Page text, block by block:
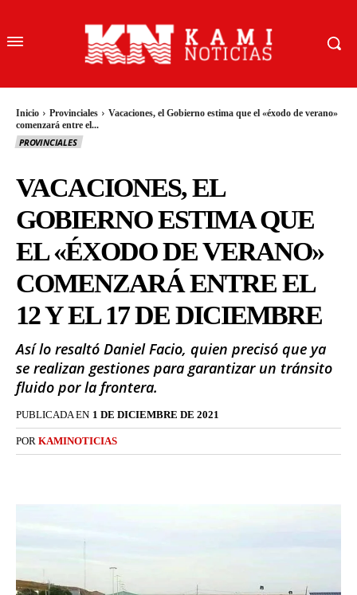
Inicio Provinciales
Vacaciones, el Gobierno estima que el «éxodo de verano»
comenzará entre el...
PROVINCIALES
VACACIONES, EL
GOBIERNO ESTIMA QUE
EL «ÉXODO DE VERANO»
COMENZARÁ ENTRE EL
12 Y EL 17 DE DICIEMBRE
Así lo resaltó Daniel Facio, quien precisó que ya
se realizan gestiones para garantizar un tránsito
fluido por la frontera.
PUBLICADA EN 1 DE DICIEMBRE DE 2021
POR KAMINOTICIAS